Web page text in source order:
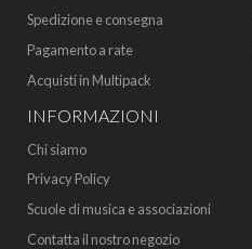
Spedizione e consegna
Pagamento a rate
Acquisti in Multipack
INFORMAZIONI
Chi siamo
Privacy Policy
Scuole di musica e associazioni
Contatta il nostro negozio